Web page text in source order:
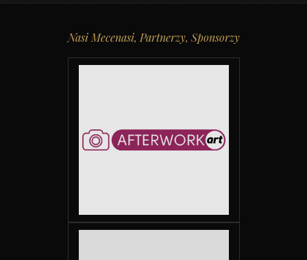
Nasi Mecenasi, Partnerzy, Sponsorzy